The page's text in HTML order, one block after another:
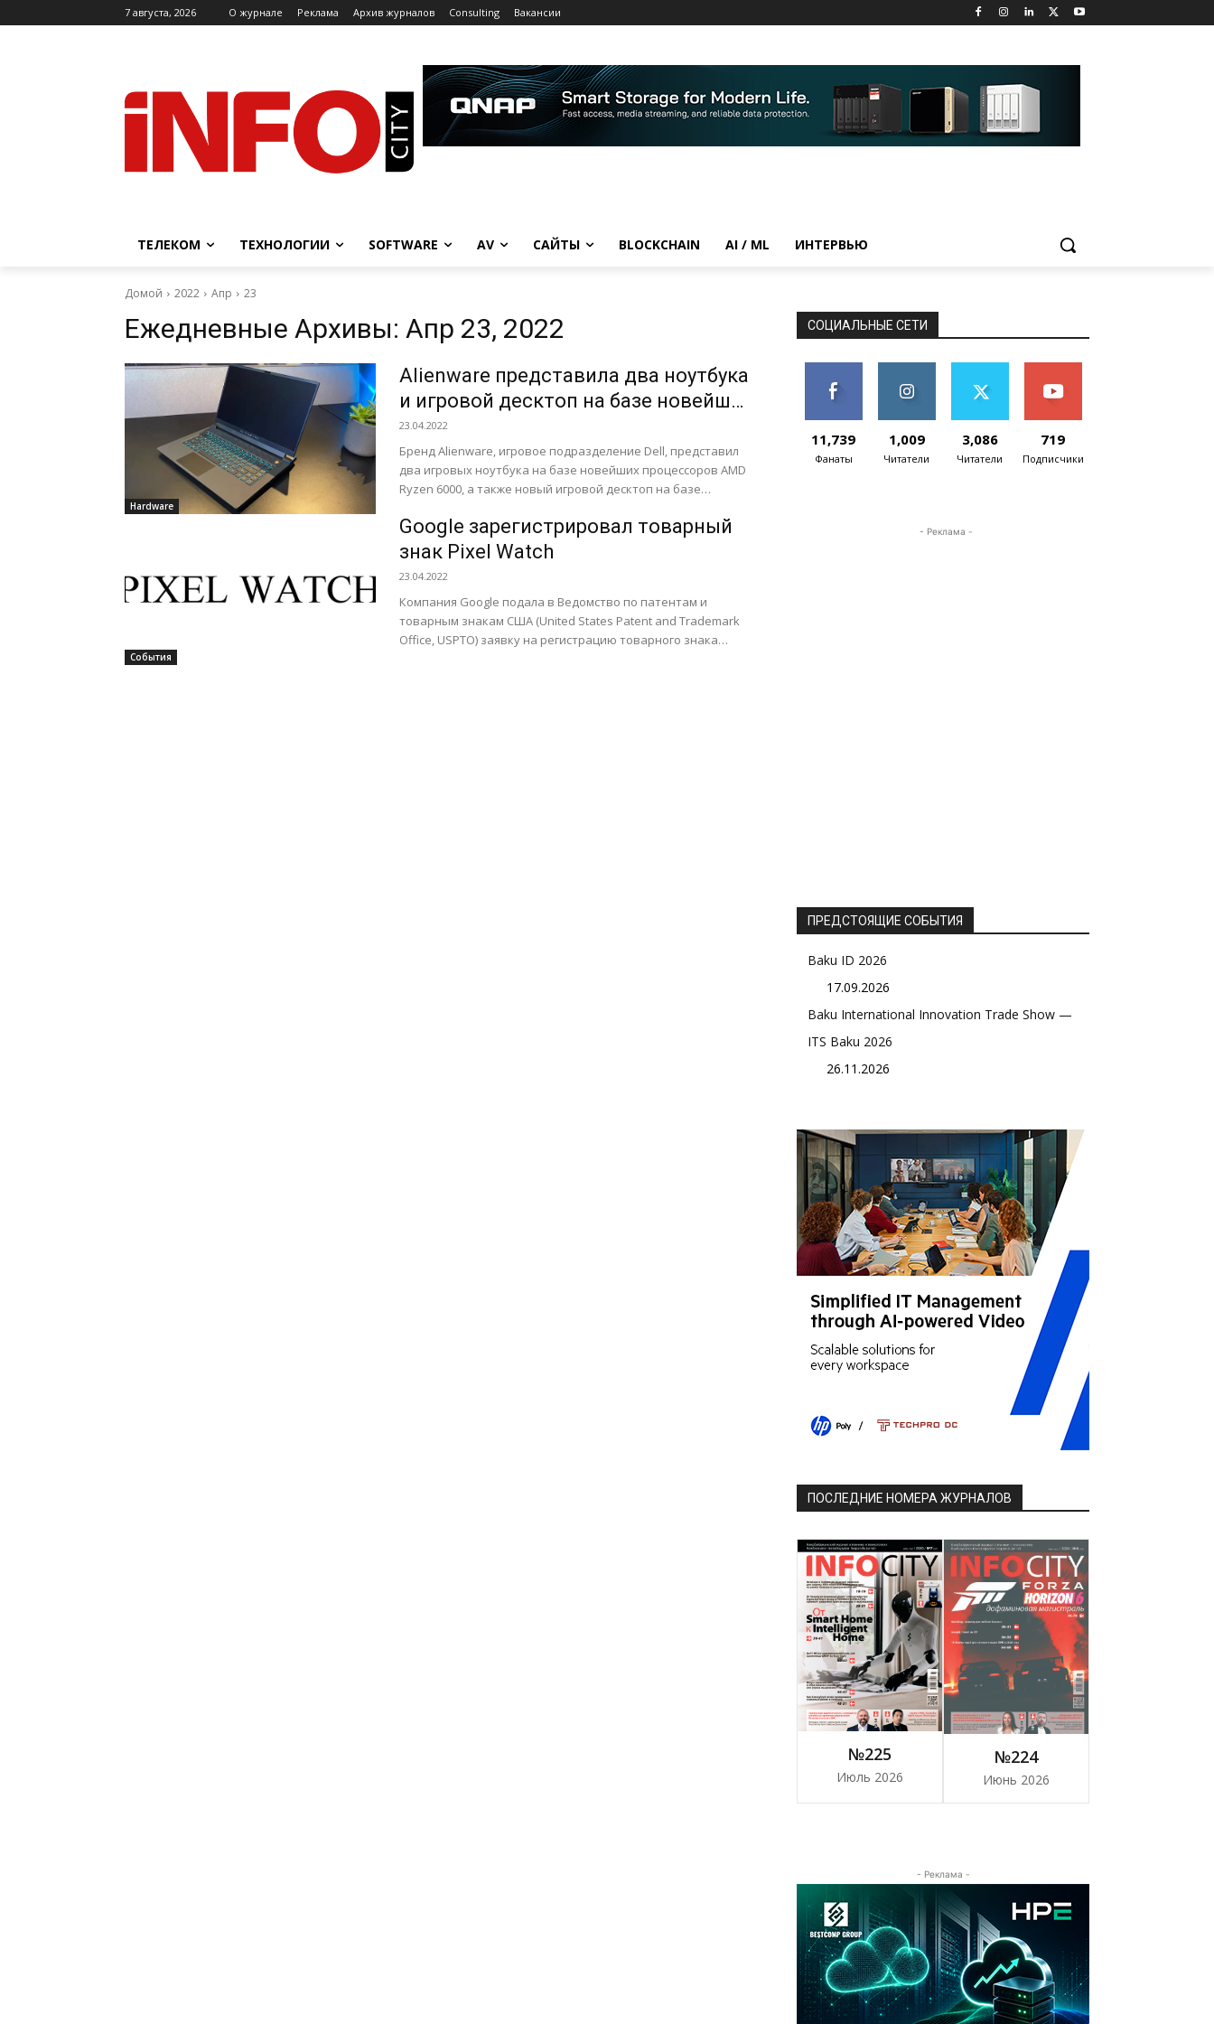
7 августа, 2026 O журнале Реклама Архив журналов Consulting Вакансии
ТЕЛЕКОМ ТЕХНОЛОГИИ SOFTWARE AV САЙТЫ BLOCKCHAIN AI / ML ИНТЕРВЬЮ
Домой 2022 Апр 23
Ежедневные Архивы: Апр 23, 2022
Hardware
Alienware представила два ноутбука
и игровой десктоп на базе новейших
процессоров AMD
23.04.2022
Бренд Alienware, игровое подразделение Dell, представил
два игровых ноутбука на базе новейших процессоров AMD
Ryzen 6000, а также новый игровой десктоп на базе
События
Google зарегистрировал товарный
знак Pixel Watch
23.04.2022
Компания Google подала в Ведомство по патентам и
товарным знакам США (United States Patent and Trademark
Office, USPTO) заявку на регистрацию товарного знака
СОЦИАЛЬНЫЕ СЕТИ
11,739
Фанаты
1,009
Читатели
3,086
Читатели
719
Подписчики
- Реклама -
ПРЕДСТОЯЩИЕ СОБЫТИЯ
Baku ID 2026
17.09.2026
Baku International Innovation Trade Show —
ITS Baku 2026
26.11.2026
ПОСЛЕДНИЕ НОМЕРА ЖУРНАЛОВ
№225
Июль 2026
№224
Июнь 2026
- Реклама -